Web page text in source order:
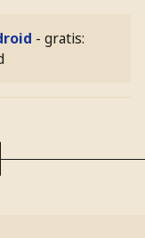
- gratis: